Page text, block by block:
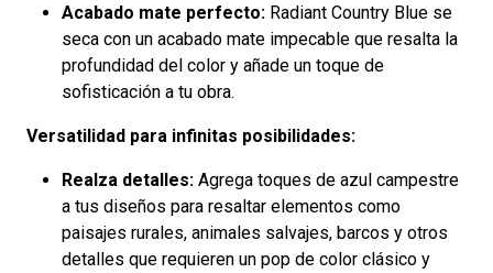
Acabado mate perfecto: Radiant Country Blue se
seca con un acabado mate impecable que resalta la
profundidad del color y añade un toque de
sofisticación a tu obra.
Versatilidad para infinitas posibilidades:
Realza detalles: Agrega toques de azul campestre
a tus diseños para resaltar elementos como
paisajes rurales, animales salvajes, barcos y otros
detalles que requieren un pop de color clásico y